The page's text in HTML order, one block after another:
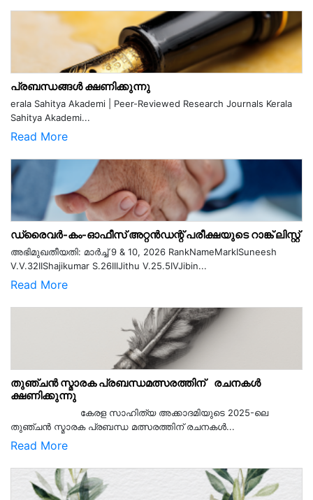
പ്രബന്ധങ്ങൾ ക്ഷണിക്കുന്നു
erala Sahitya Akademi | Peer-Reviewed Research Journals Kerala
Sahitya Akademi...
Read More
ഡ്രൈവർ-കം-ഓഫീസ് അറ്റൻഡന്റ് പരീക്ഷയുടെ റാങ്ക് ലിസ്റ്റ്
അഭിമുഖതീയതി: മാർച്ച് 9 & 10, 2026 RankNameMarkISuneesh
V.V.32IIShajikumar S.26IIIJithu V.25.5IVJibin...
Read More
തുഞ്ചൻ സ്മാരക പ്രബന്ധമത്സരത്തിന് രചനകൾ
ക്ഷണിക്കുന്നു
കേരള സാഹിത്യ അക്കാദമിയുടെ 2025-ലെ
തുഞ്ചൻ സ്മാരക പ്രബന്ധ മത്സരത്തിന് രചനകൾ...
Read More